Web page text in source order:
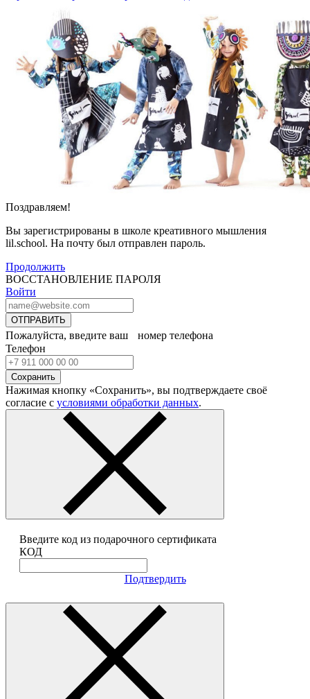
Поздравляем!
Вы зарегистрированы в школе креативного мышления
lil.school. На почту был отправлен пароль.
Продолжить
ВОССТАНОВЛЕНИЕ ПАРОЛЯ
Войти
ОТПРАВИТЬ
Пожалуйста, введите ваш номер телефона
Телефон
Сохранить
Нажимая кнопку «Сохранить», вы подтверждаете своё
согласие с условиями обработки данных.
Введите код из подарочного сертификата
КОД
Подтвердить